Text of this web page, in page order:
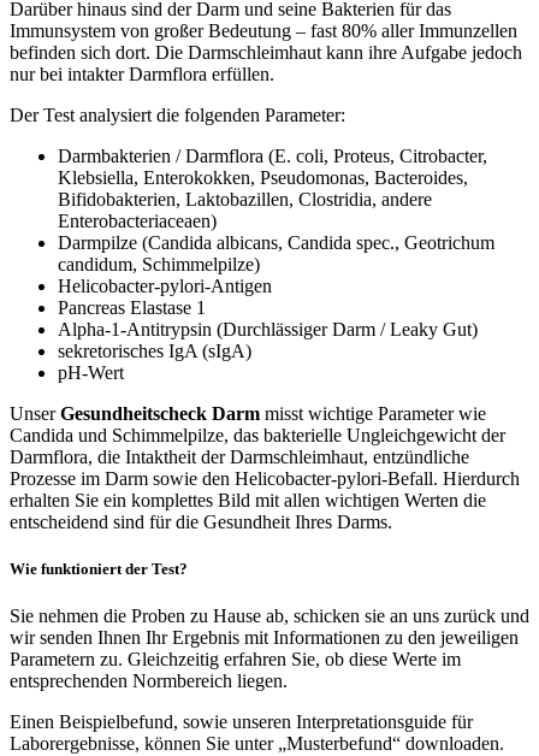
Darüber hinaus sind der Darm und seine Bakterien für das
Immunsystem von großer Bedeutung – fast 80% aller Immunzellen
befinden sich dort. Die Darmschleimhaut kann ihre Aufgabe jedoch
nur bei intakter Darmflora erfüllen.
Der Test analysiert die folgenden Parameter:
Darmbakterien / Darmflora (E. coli, Proteus, Citrobacter,
Klebsiella, Enterokokken, Pseudomonas, Bacteroides,
Bifidobakterien, Laktobazillen, Clostridia, andere
Enterobacteriaceaen)
Darmpilze (Candida albicans, Candida spec., Geotrichum
candidum, Schimmelpilze)
Helicobacter-pylori-Antigen
Pancreas Elastase 1
Alpha-1-Antitrypsin (Durchlässiger Darm / Leaky Gut)
sekretorisches IgA (sIgA)
pH-Wert
UnserGesundheitscheck Darm misst wichtige Parameter wie
Candida und Schimmelpilze, das bakterielle Ungleichgewicht der
Darmflora, die Intaktheit der Darmschleimhaut, entzündliche
Prozesse im Darm sowie den Helicobacter-pylori-Befall. Hierdurch
erhalten Sie ein komplettes Bild mit allen wichtigen Werten die
entscheidend sind für die Gesundheit Ihres Darms.
Wie funktioniert der Test?
Sie nehmen die Proben zu Hause ab, schicken sie an uns zurück und
wir senden Ihnen Ihr Ergebnis mit Informationen zu den jeweiligen
Parametern zu. Gleichzeitig erfahren Sie, ob diese Werte im
entsprechenden Normbereich liegen.
Einen Beispielbefund, sowie unseren Interpretationsguide für
Laborergebnisse, können Sie unter „Musterbefund“ downloaden.